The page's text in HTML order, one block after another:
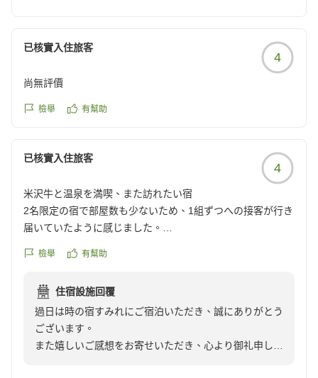
いを楽しみにお越しくださいませ。またお会いできます
日を、心よりお待ちしております。
感謝をこめて
聞こえる電車の音まで、ゆったりとした時間として感じ
ていただけたご様子に、私どもも嬉しい気持ちで拝読い
たしました。
お料理につきましても、一皿一皿を楽しんでいただけた
のご旅行のお手伝いができましたことを、心より嬉しく
これからもお二人にとって穏やかで幸せな時間が続きま
すよう、お祈り申し上げます。
ぜひまた季節を変えてお越しくださいませ。
感謝をこめて
已核實入住旅客
4
尚無評價
檢舉 有幫助
已核實入住旅客
4
米沢牛と温泉を満喫、また訪れたい宿
2名限定の宿で部屋数も少ないため、1組ずつへの接客が行き
届いていたように感じました。
夕食の米沢牛の数々のお料理も色々な部位を楽しめて、美味
朝食もご飯が美味しく、味わって食べられました。
お酒好きの家族は、酒蔵内の珍しいワインを頼んで夕食時に
も少しいただきました。
檢舉 有幫助
住宿設施回覆
過日は時の宿すみれにご宿泊いただき、誠にありがとう
ございます。
また嬉しいご感想をお寄せいただき、心より御礼申し上